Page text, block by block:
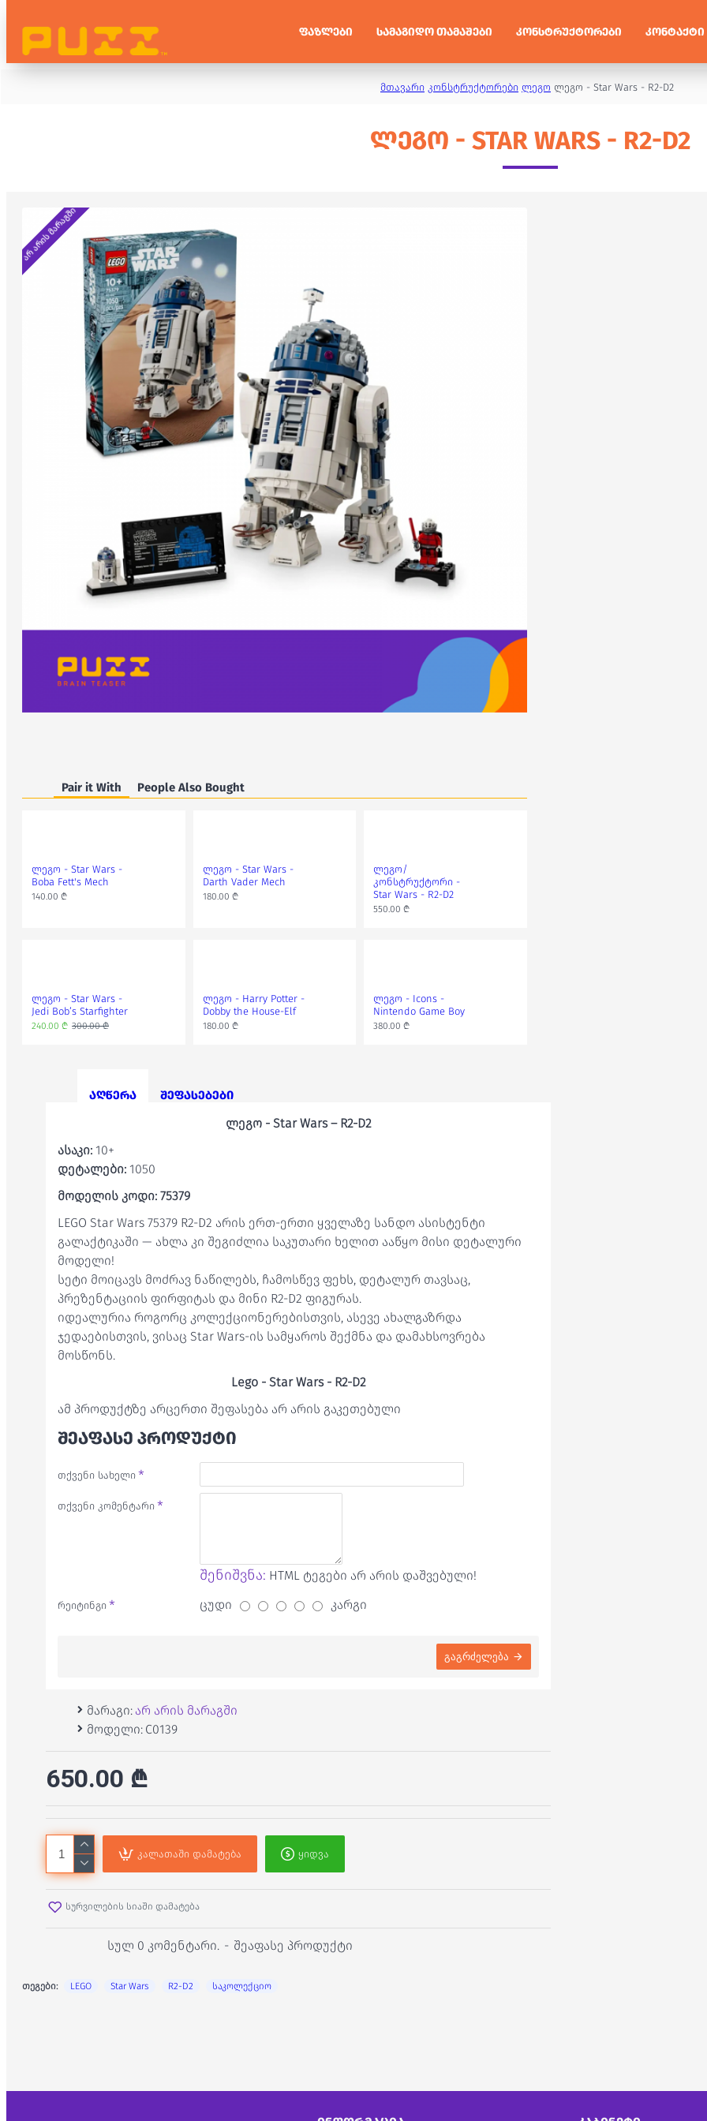
ᲤᲐᲖᲚᲔᲑᲘ ᲡᲐᲛᲐᲒᲘᲓᲝ ᲗᲐᲛᲐᲨᲔᲑᲘ ᲙᲝᲜᲡᲢᲠᲣᲥᲢᲝᲠᲔᲑᲘ ᲙᲝᲜᲢᲐᲥᲢᲘ
მთავარი კონსტრუქტორები ლეგო ლეგო - Star Wars - R2-D2
ᲚᲔᲒᲝ - STAR WARS - R2-D2
არ არის მარაგში
Pair it With People Also Bought
ლეგო - Star Wars -
Boba Fett's Mech
140.00 ₾
ლეგო - Star Wars -
Darth Vader Mech
180.00 ₾
ლეგო/
კონსტრუქტორი -
Star Wars - R2-D2
550.00 ₾
ლეგო - Star Wars -
Jedi Bob’s Starfighter
240.00 ₾ 300.00 ₾
ლეგო - Harry Potter -
Dobby the House-Elf
180.00 ₾
ლეგო - Icons -
Nintendo Game Boy
380.00 ₾
აღწერა შეფასებები
ლეგო - Star Wars – R2-D2
ასაკი: 10+
დეტალები: 1050
მოდელის კოდი: 75379
LEGO Star Wars 75379 R2-D2 არის ერთ-ერთი ყველაზე სანდო ასისტენტი
გალაქტიკაში — ახლა კი შეგიძლია საკუთარი ხელით ააწყო მისი დეტალური
მოდელი!
სეტი მოიცავს მოძრავ ნაწილებს, ჩამოსწევ ფეხს, დეტალურ თავსაც,
პრეზენტაციის ფირფიტას და მინი R2-D2 ფიგურას.
იდეალურია როგორც კოლექციონერებისთვის, ასევე ახალგაზრდა
ჯედაებისთვის, ვისაც Star Wars-ის სამყაროს შექმნა და დამახსოვრება
მოსწონს.
Lego - Star Wars - R2-D2
ამ პროდუქტზე არცერთი შეფასება არ არის გაკეთებული
ᲨᲔᲐᲤᲐᲡᲔ ᲞᲠᲝᲓᲣᲥᲢᲘ
თქვენი სახელი
თქვენი კომენტარი
შენიშვნა: HTML ტეგები არ არის დაშვებული!
რეიტინგი ცუდი კარგი
გაგრძელება
მარაგი: არ არის მარაგში
მოდელი: C0139
სულ 0 კომენტარი. - შეაფასე პროდუქტი
650.00 ₾
კალათაში დამატება ყიდვა
სურვილების სიაში დამატება
თეგები: LEGO Star Wars R2-D2 საკოლექციო